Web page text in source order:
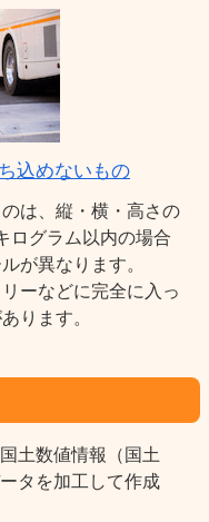
込めないもの
は、縦・横・高さの
ログラム以内の場合
が異なります。
ーなどに完全に入っ
ります。
土数値情報（国土
タを加工して作成